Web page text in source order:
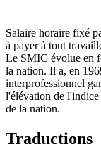
Salaire horaire fixé
à payer à tout
Le SMIC évolue en
la nation. Il a, en
interprofessionnel
l'élévation de l'indice
de la nation.
Traductions